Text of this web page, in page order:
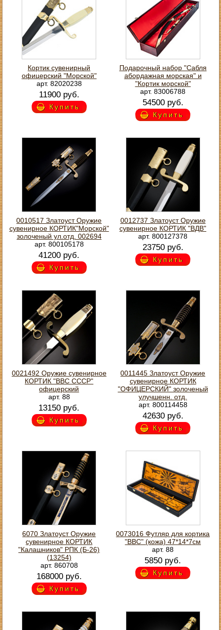
Кортик сувенирный
офицерский "Морской"
арт. 82020238
11900 руб.
Купить
Подарочный набор "Сабля
абордажная морская" и
"Кортик морской"
арт. 83006788
54500 руб.
Купить
0010517 Златоуст Оружие
сувенирное КОРТИК"Морской"
золоченый ул.отд. 002694
арт. 800105178
41200 руб.
Купить
0012737 Златоуст Оружие
сувенирное КОРТИК "ВДВ"
арт. 800127378
23750 руб.
Купить
0021492 Оружие сувенирное
КОРТИК "ВВС СССР"
офицерский
арт. 88
13150 руб.
Купить
0011445 Златоуст Оружие
сувенирное КОРТИК
"ОФИЦЕРСКИЙ" золоченый
улучшенн. отд.
арт. 800114458
42630 руб.
Купить
6070 Златоуст Оружие
сувенирное КОРТИК
"Калашников" РПК (Б-26)
(13254)
арт. 860708
168000 руб.
Купить
0073016 Футляр для кортика
"ВВС" (кожа) 47*14*7см
арт. 88
5850 руб.
Купить